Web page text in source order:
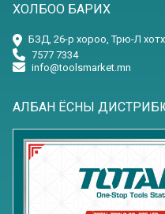
ХОЛБОО БАРИХ
БЗД, 26-р хороо, Трю-Л
7577 7334
info@toolsmarket.mn
АЛБАН ЁСНЫ